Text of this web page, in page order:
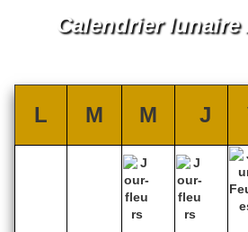
Calendrier lunaire
L M M J